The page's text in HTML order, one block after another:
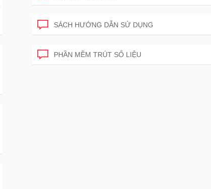
SÁCH HƯỚNG DẪN SỬ DỤNG
PHẦN MỀM TRÚT SỐ LIỆU